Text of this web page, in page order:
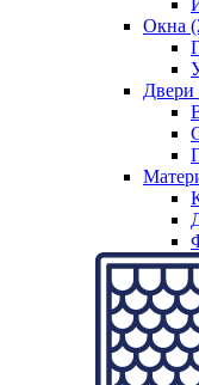
Окна
Двери